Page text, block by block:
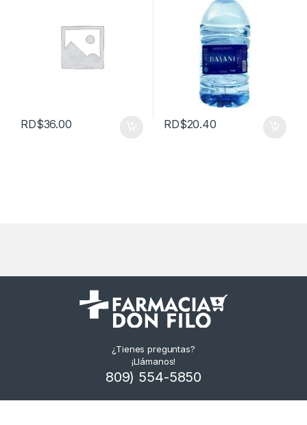
RD$36.00 RD$20.40
¿Tienes preguntas?
¡Llámanos!
809) 554-5850